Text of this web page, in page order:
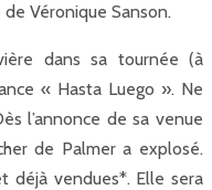
Véronique Sanson.
dans sa tournée (à
« Hasta Luego ». Ne
l’annonce de sa venue
de Palmer a explosé.
déjà vendues*. Elle sera